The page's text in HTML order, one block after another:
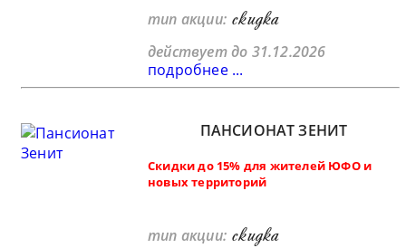
тип акции: скидка
действует до 31.12.2026
подробнее ...
ПАНСИОНАТ ЗЕНИТ
Скидки до 15% для жителей ЮФО и
новых территорий
тип акции: скидка